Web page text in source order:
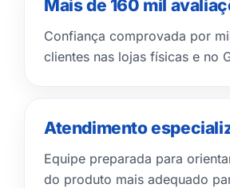
Mais de 160 mil
Confiança comprovada por
clientes nas lojas físicas e no
Atendimento
Equipe preparada para
do produto mais adequado